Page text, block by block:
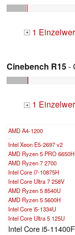
+ 1
Cinebench R15-
+ 1
AMD A4-1200
...
Intel Xeon E5-2697 v2
AMD Ryzen 5 PRO 6650H
AMD Ryzen 7 2700
Intel Core i7-10875H
Intel Core Ultra 7 258V
AMD Ryzen 5 8540U
AMD Ryzen 5 5600H
Intel Core i5-1334U
Intel Core Ultra 5 125U
Intel Core i5-11400F